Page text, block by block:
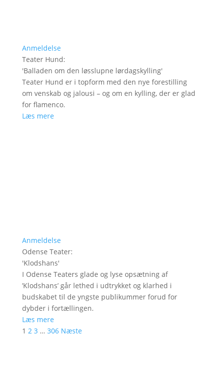
Anmeldelse
Teater Hund:
'Balladen om den løsslupne lørdagskylling'
Teater Hund er i topform med den nye forestilling
om venskab og jalousi – og om en kylling, der er glad
for flamenco.
Læs mere
Anmeldelse
Odense Teater:
'Klodshans'
I Odense Teaters glade og lyse opsætning af
’Klodshans’ går lethed i udtrykket og klarhed i
budskabet til de yngste publikummer forud for
dybder i fortællingen.
Læs mere
1 2 3 … 306 Næste